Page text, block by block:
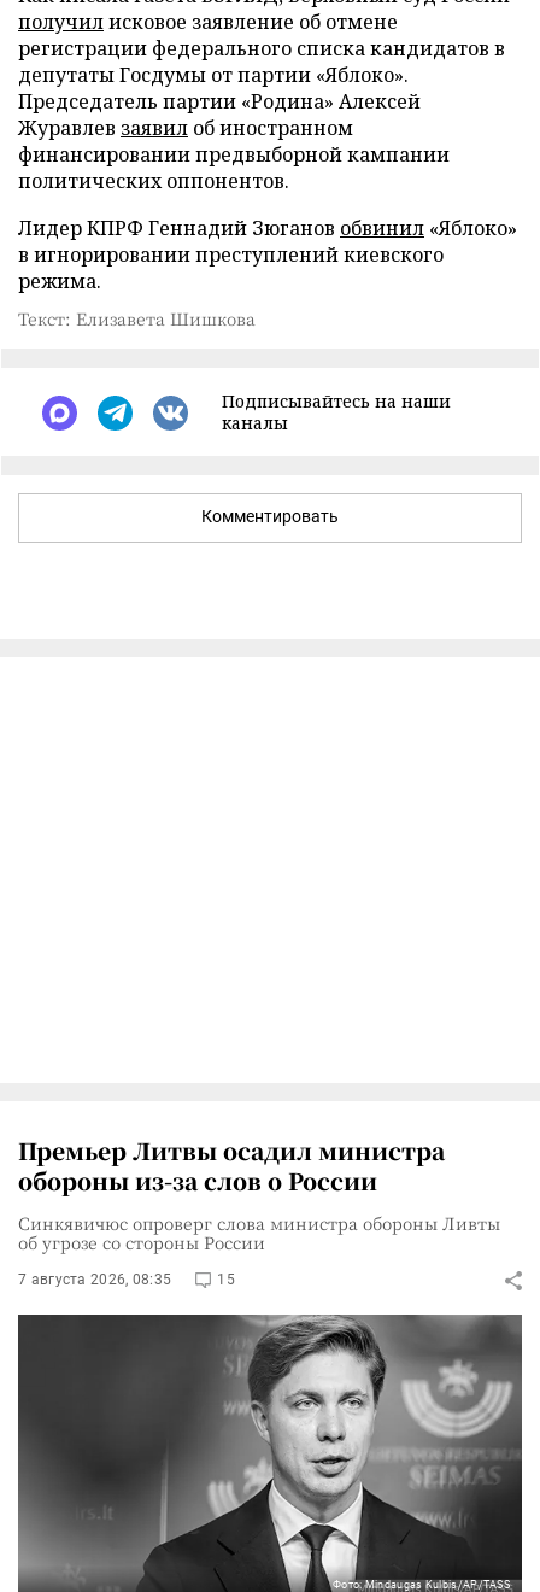
получилисковое заявление об отмене
регистрации федерального списка кандидатов в
депутаты Госдумы от партии «Яблоко».
Председатель партии «Родина» Алексей
Журавлев заявил об иностранном
финансировании предвыборной кампании
политических оппонентов.
Лидер КПРФ Геннадий Зюганов обвинил «Яблоко»
в игнорировании преступлений киевского
режима.
Текст: Елизавета Шишкова
Подписывайтесь на наши
каналы
Комментировать
Премьер Литвы осадил министра
обороны из-за слов о России
Синкявичюс опроверг слова министра обороны Ливты
об угрозе со стороны России
7 августа 2026, 08:35 15
Фото: Mindaugas Kulbis/AP/TASS